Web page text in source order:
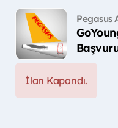
Pegasus
İlan Kapandı.